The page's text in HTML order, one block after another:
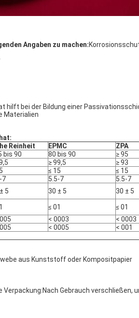
Angaben zu machen:
hilft bei der Bildung einer
Materialien
Reinheit EPMC
ZPA
bis 90 80 bis 90
≥ 95
≥ 99,5
≥ 93
≤ 15
≤ 15
7 5.5-7
5.5-7
5 30 ± 5
30 ± 5
≤ 01
≤ 01
< 0003
< 0003
< 0005
< 001
aus Kunststoff oder Kompositpapier
Gebrauch verschließen,